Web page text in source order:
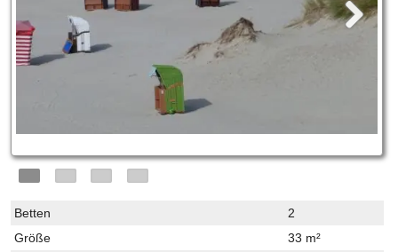
Betten
2
Größe
33 m²